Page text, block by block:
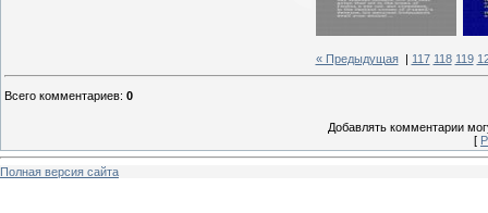
« Предыдущая| 117 118 119
Всего комментариев: 0
Добавлять комментарии
[
Полная версия сайта